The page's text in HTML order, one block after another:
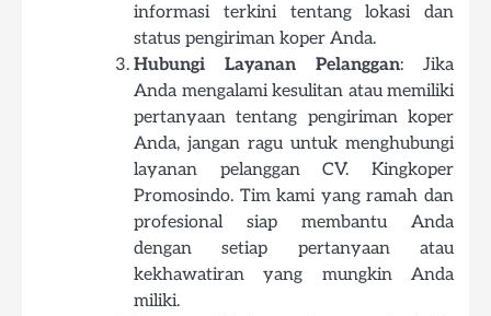
informasi terkini tentang lokasi dan
status pengiriman koper Anda.
Hubungi Layanan Pelanggan: Jika
Anda mengalami kesulitan atau memiliki
pertanyaan tentang pengiriman koper
Anda, jangan ragu untuk menghubungi
layanan pelanggan CV. Kingkoper
Promosindo. Tim kami yang ramah dan
profesional siap membantu Anda
dengan setiap pertanyaan atau
kekhawatiran yang mungkin Anda
miliki.